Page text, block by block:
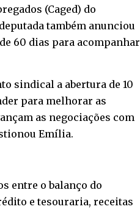
(Caged) do
também anunciou
60 dias para acompanhar
sindical a abertura de 10
para melhorar as
as negociações com
Emília.
entre o balanço do
e tesouraria, receitas